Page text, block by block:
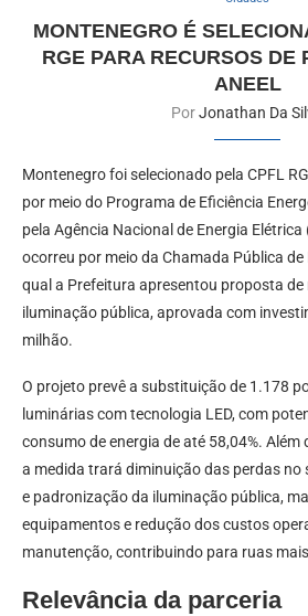
MONTENEGRO É
RGE PARA RECURSOS DE
ANEEL
PorJonathan Da
Montenegro foi selecionado pela CPFL
por meio do Programa de Eficiência
pela Agência Nacional de Energia Elétrica
ocorreu por meio da Chamada Pública
qual a Prefeitura apresentou proposta de
iluminação pública, aprovada com
milhão.
O projeto prevê a substituição de 1.178
luminárias com tecnologia LED, com
consumo de energia de até 58,04%. Além
a medida trará diminuição das perdas no
e padronização da iluminação pública,
equipamentos e redução dos custos
manutenção, contribuindo para ruas
Relevância da parceria